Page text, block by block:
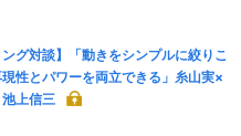
ング対談】「動きをシンプルに絞りこ
性とパワーを両立できる」糸山実×
上信三